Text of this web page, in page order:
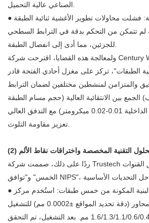
الصناعي عالية التحميل.
● فشلت محاولات تطوير الأغشية ثنائية الطبقة
لم تتمكن من التحكم بدقة في الترابط السطحي
للجزئين، مما أدى إلى انفصال الطبقة.
ولمعالجة هذه القضايا، اقترحت شركة Century Water تطوير "أغشية
الطبقات"، تركز على مغزل أحادي الفتحة قادر
والمتزامن لمنشطين مختلفين لضمان الترابط
الجمع بين الانتقائية العالية (حجم مسام الطبقة
الداخلية 0.01-0.02 ميكرومتر) مع التدفق العالي (≥ 55 LMH)؛ و(ج)
تعزيز مقاومة التلوث.
الحلول التقنية المخصصة واختراقات نقاط الألم
ردًا على ذلك، صممت شركة Trustech حلاً متخصصًا حول "تنسيق القنوات
● المكونة من خمس طبقات: استُخدم مركز
تشغيل دقيق بخمسة محاور (دقة تحديد المواقع ±0.0002 مم) للتشغيل
المتكامل للقنوات بأبعاد 1.6/1.3/1.1/0.6/0.4 مم. بعد التشغيل، تم التحقق